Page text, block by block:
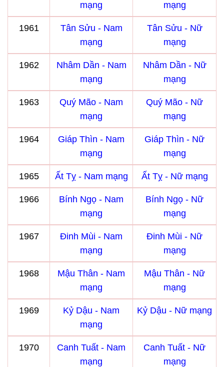
mạng
mạng
1961
Tân Sửu - Nam
mạng
Tân Sửu - Nữ
mạng
1962
Nhâm Dần - Nam
mạng
Nhâm Dần - Nữ
mạng
1963
Quý Mão - Nam
mạng
Quý Mão - Nữ
mạng
1964
Giáp Thìn - Nam
mạng
Giáp Thìn - Nữ
mạng
1965 Ất Tỵ - Nam mạng Ất Tỵ - Nữ mạng
1966
Bính Ngọ - Nam
mạng
Bính Ngọ - Nữ
mạng
1967
Đinh Mùi - Nam
mạng
Đinh Mùi - Nữ
mạng
1968
Mậu Thân - Nam
mạng
Mậu Thân - Nữ
mạng
1969
Kỷ Dậu - Nam
mạng
Kỷ Dậu - Nữ mạng
1970
Canh Tuất - Nam
mạng
Canh Tuất - Nữ
mạng